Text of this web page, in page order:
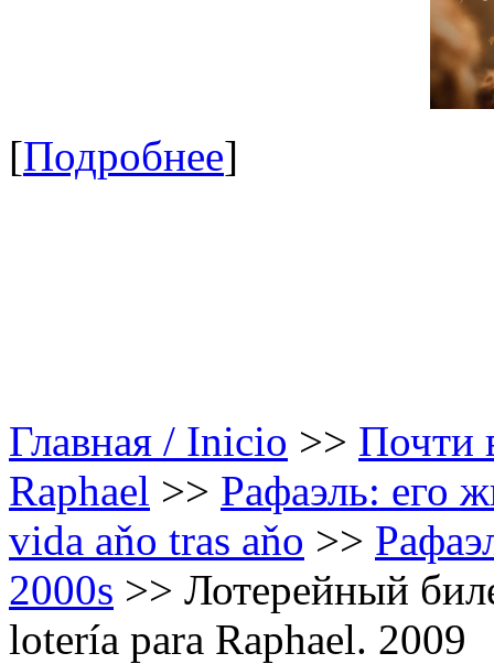
[Подробнее]
Главная / Inicio >> Почти
Raphael >> Рафаэль: его
vida aňo tras aňo >>
2000s >> Лотерейный
lotería para Raphael. 2009